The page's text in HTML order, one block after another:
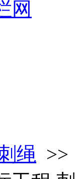
网
绳